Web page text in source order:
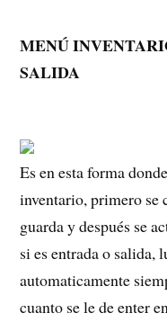
MENÚ
SALIDA
Es en esta forma
inventario, primero se
guarda y después se
si es entrada o salida,
automaticamente
cuanto se le de enter